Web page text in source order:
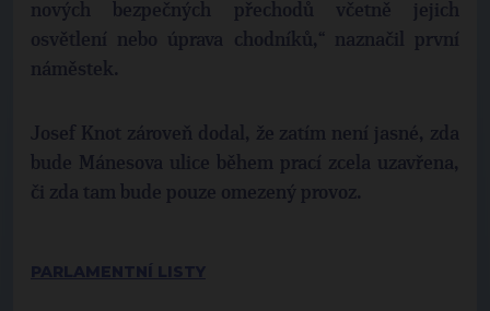
nových bezpečných přechodů včetně jejich
osvětlení nebo úprava chodníků,“ naznačil první
náměstek.
Josef Knot zároveň dodal, že zatím není jasné, zda
bude Mánesova ulice během prací zcela uzavřena,
či zda tam bude pouze omezený provoz.